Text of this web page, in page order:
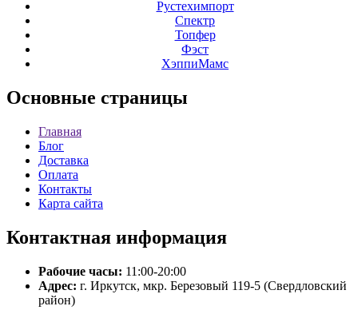
Рустехимпорт
Спектр
Топфер
Фэст
ХэппиМамс
Основные страницы
Главная
Блог
Доставка
Оплата
Контакты
Карта сайта
Контактная информация
Рабочие часы: 11:00-20:00
Адрес: г. Иркутск, мкр. Березовый 119-5 (Свердловский
район)